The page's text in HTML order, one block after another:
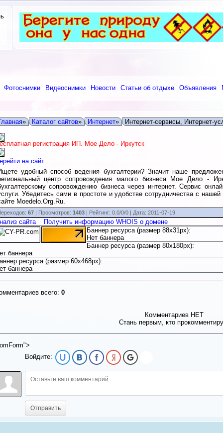
Фотоснимки Видеоснимки Новости Статьи об отдыхе Объявления
» Каталог сайтов» Интернет» Интернет-сервисы, Интернет-
регистрация ИП. Мое Дело - Иркутск
на сайт
удобный способ ведения бухгалтерии? Значит наше
центр сопровождения малого бизнеса Мое Дело -
сопровождению бизнеса через интернет. Сервис
Убедитесь сами в простоте и удобстве сотрудничества с
Moedelo.Org.Ru.
67| Просмотров: 1403| Рейтинг: 0.0/0/0 | Дата: 2011-07-19
сайта
Получить информацию WHOIS о домене
Баннер ресурса (размер 88x31px):
Нет баннера
Баннер ресурса (размер 80x180px):
баннера
ресурса (размер 60x468px):
баннера
всего: 0
Комментариев НЕТ
Стань первым, кто
Войдите:
Отправить